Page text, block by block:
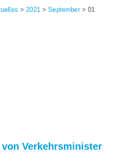
>2021>September>01
Verkehrsminister